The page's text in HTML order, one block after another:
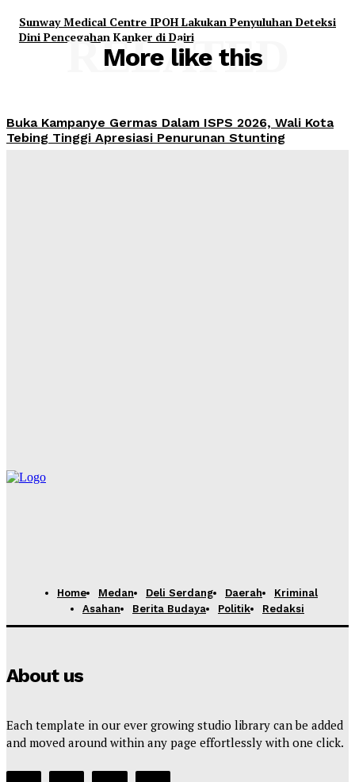
Sunway Medical Centre IPOH Lakukan Penyuluhan Deteksi
Dini Pencegahan Kanker di Dairi
More like this
RELATED
Buka Kampanye Germas Dalam ISPS 2026, Wali Kota
Tebing Tinggi Apresiasi Penurunan Stunting
Home Medan Deli Serdang Daerah
Kriminal
Asahan
Berita Budaya Politik Redaksi
About us
Each template in our ever growing studio library can be added
and moved around within any page effortlessly with one click.